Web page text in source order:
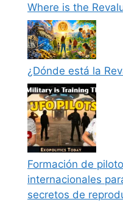
Where is the
¿Dónde está la
Formación de
internacionales
secretos de